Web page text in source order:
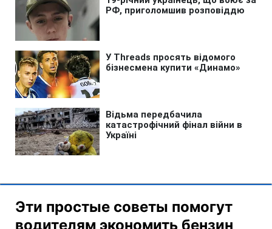
Эти простые советы помогут
водителям экономить бензин